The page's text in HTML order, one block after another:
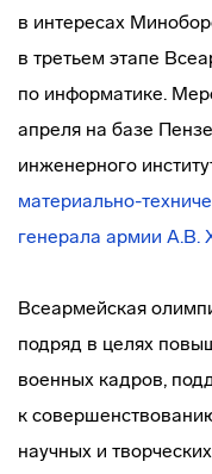
в интересах
в третьем этапе
по информатике.
апреля на базе
инженерного
материально-
генерала армии А.В.
Всеармейская
подряд в целях
военных кадров,
к
научных и